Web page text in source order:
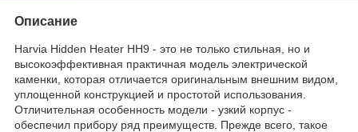
Описание
Harvia Hidden Heater HH9 - это не только стильная, но и
высокоэффективная практичная модель электрической
каменки, которая отличается оригинальным внешним видом,
уплощенной конструкцией и простотой использования.
Отличительная особенность модели - узкий корпус -
обеспечил прибору ряд преимуществ. Прежде всего, такое